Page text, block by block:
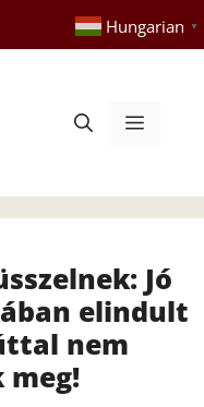
Hungarian ▼
Menü
Jó
elindult
nem
meg!